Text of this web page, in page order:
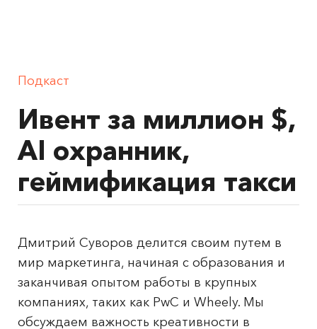
Подкаст
Ивент за миллион $,
AI охранник,
геймификация такси
Дмитрий Суворов делится своим путем в
мир маркетинга, начиная с образования и
заканчивая опытом работы в крупных
компаниях, таких как PwC и Wheely. Мы
обсуждаем важность креативности в